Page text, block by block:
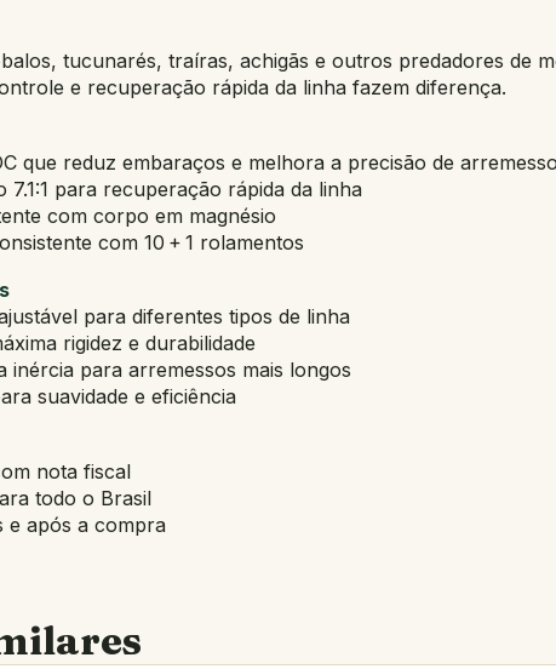
tucunarés, traíras, achigãs e outros predadores de
e recuperação rápida da linha fazem diferença.
que reduz embaraços e melhora a precisão de arremesso
7.1:1 para recuperação rápida da linha
com corpo em magnésio
com 10 + 1 rolamentos
para diferentes tipos de linha
rigidez e durabilidade
inércia para arremessos mais longos
suavidade e eficiência
nota fiscal
todo o Brasil
e após a compra